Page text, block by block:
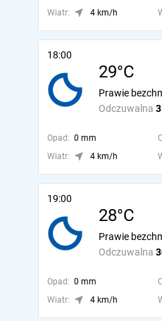
Wiatr:
4 km/h
18:00
29°C
Odczuwalna
Prawie
Opad: 0 mm
Wiatr:
4 km/h
19:00
28°C
Odczuwalna
Prawie
Opad: 0 mm
Wiatr:
4 km/h